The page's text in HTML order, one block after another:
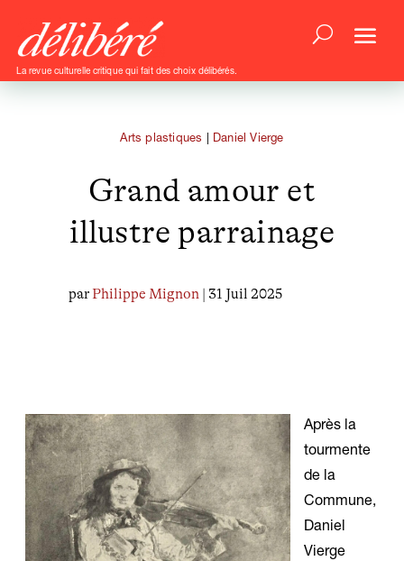
La revue culturelle critique qui fait des choix délibérés.
Arts plastiques Daniel Vierge
Grand amour et
illustre parrainage
parPhilippe Mignon | 31 Juil 2025
Après la
tourmente
de la
Commune,
Daniel
Vierge